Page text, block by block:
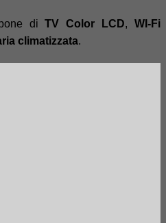
diTV Color LCD,WI-Fi
climatizzata.